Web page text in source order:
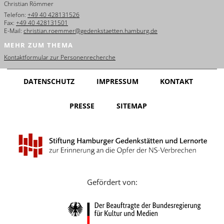
Français
Dansk
Español
Nederlands
Português
Русский
Christian Römmer
Telefon: +49 40 428131526
Fax: +49 40 428131501
E-Mail: christian.roemmer@gedenkstaetten.hamburg.de
MEHR ZUM THEMA
Kontaktformular zur Personenrecherche
DATENSCHUTZ IMPRESSUM KONTAKT
PRESSE SITEMAP
Gefördert von: